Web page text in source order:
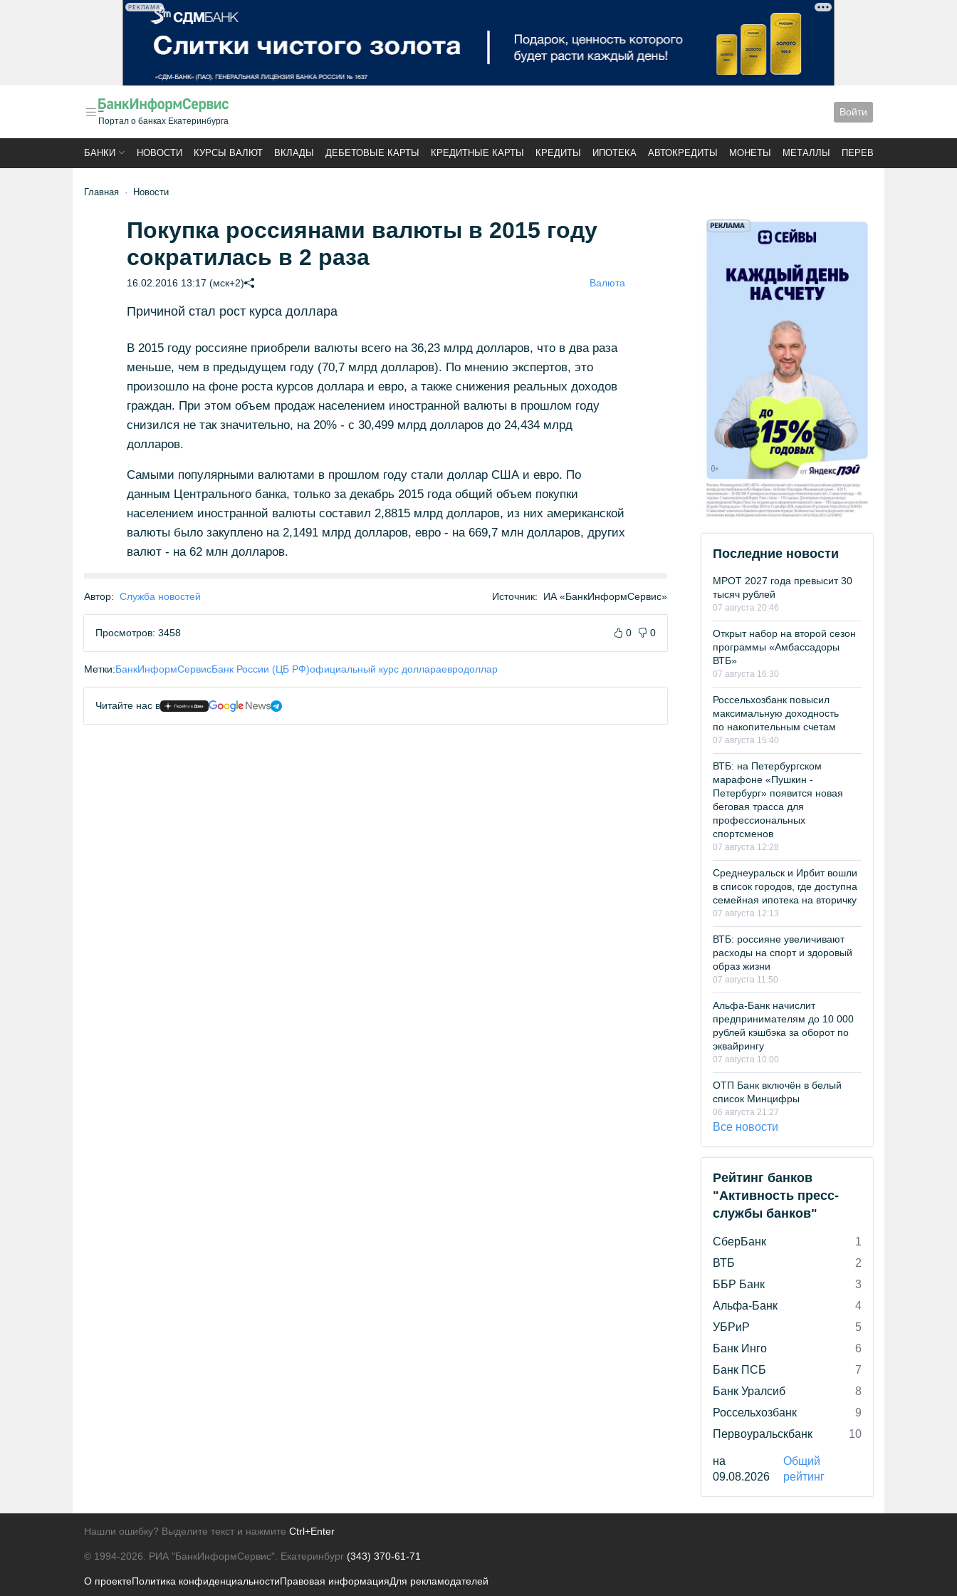
РЕКЛАМА
Портал о банках Екатеринбурга
Войти
БАНКИ НОВОСТИ КУРСЫ ВАЛЮТ ВКЛАДЫ ДЕБЕТОВЫЕ КАРТЫ КРЕДИТНЫЕ КАРТЫ КРЕДИТЫ ИПОТЕКА АВТОКРЕДИТЫ МОНЕТЫ МЕТАЛЛЫ ПЕРЕВОДЫ
Главная Новости
Покупка россиянами валюты в 2015 году
сократилась в 2 раза
16.02.2016 13:17 (мск+2) Валюта
Причиной стал рост курса доллара
В 2015 году россияне приобрели валюты всего на 36,23 млрд долларов, что в два раза
меньше, чем в предыдущем году (70,7 млрд долларов). По мнению экспертов, это
произошло на фоне роста курсов доллара и евро, а также снижения реальных доходов
граждан. При этом объем продаж населением иностранной валюты в прошлом году
снизился не так значительно, на 20% - с 30,499 млрд долларов до 24,434 млрд
долларов.
Самыми популярными валютами в прошлом году стали доллар США и евро. По
данным Центрального банка, только за декабрь 2015 года общий объем покупки
населением иностранной валюты составил 2,8815 млрд долларов, из них американской
валюты было закуплено на 2,1491 млрд долларов, евро - на 669,7 млн долларов, других
валют - на 62 млн долларов.
Автор: Служба новостей Источник: ИА «БанкИнформСервис»
Просмотров: 3458 0 0
Метки:БанкИнформСервисБанк России (ЦБ РФ)официальный курс доллараевродоллар
Читайте нас в
Последние новости
МРОТ 2027 года превысит 30
тысяч рублей
07 августа 20:46
Открыт набор на второй сезон
программы «Амбассадоры
ВТБ»
07 августа 16:30
Россельхозбанк повысил
максимальную доходность
по накопительным счетам
07 августа 15:40
ВТБ: на Петербургском
марафоне «Пушкин -
Петербург» появится новая
беговая трасса для
профессиональных
спортсменов
07 августа 12:28
Среднеуральск и Ирбит вошли
в список городов, где доступна
семейная ипотека на вторичку
07 августа 12:13
ВТБ: россияне увеличивают
расходы на спорт и здоровый
образ жизни
07 августа 11:50
Альфа-Банк начислит
предпринимателям до 10 000
рублей кэшбэка за оборот по
эквайрингу
07 августа 10:00
ОТП Банк включён в белый
список Минцифры
06 августа 21:27
Все новости
Рейтинг банков
"Активность пресс-
службы банков"
СберБанк
1
ВТБ
2
ББР Банк
3
Альфа-Банк
4
УБРиР
5
Банк Инго
6
Банк ПСБ
7
Банк Уралсиб
8
Россельхозбанк
9
Первоуральскбанк
10
на
09.08.2026
Общий
рейтинг
Нашли ошибку? Выделите текст и нажмите Ctrl+Enter
© 1994-2026. РИА "БанкИнформСервис". Екатеринбург (343) 370-61-71
О проектеПолитика конфиденциальностиПравовая информацияДля рекламодателей